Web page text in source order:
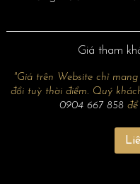
Giá tham
"Giá trên Website chỉ
đổi tuỳ thời điểm. Quý
0904 667 858để